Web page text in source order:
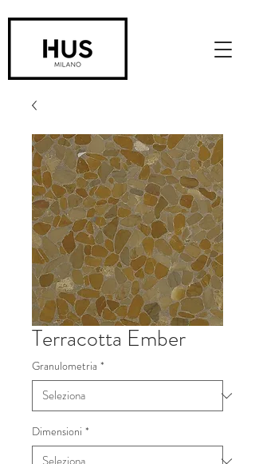
Terracotta Ember
Granulometria *
Dimensioni *